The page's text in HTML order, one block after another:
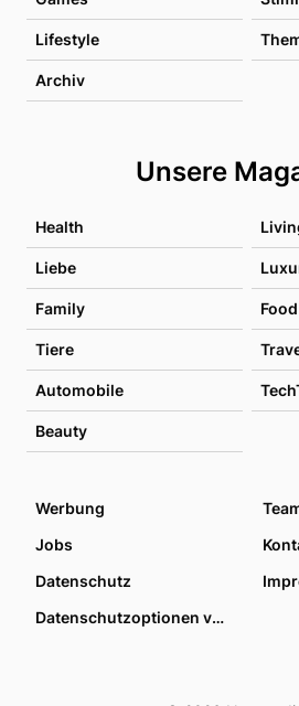
Lifestyle
Archiv
Unsere
Health
Liebe
Family Food
Tiere
Automobile
Beauty
Werbung
Jobs
Datenschutz
Datenschutzoptionen verwalten